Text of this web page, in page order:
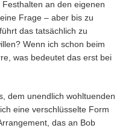
an den eigenen
Frage – aber bis zu
das tatsächlich zu
Wenn ich schon beim
was bedeutet das erst bei
dem unendlich wohltuenden
eine verschlüsselte Form
das an Bob